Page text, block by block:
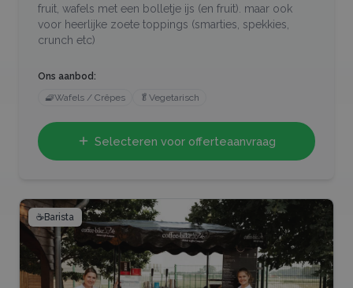
fruit, wafels met een bolletje ijs (en fruit). maar ook
voor heerlijke zoete toppings (smarties, spekkies,
crunch etc)
Ons aanbod:
🧇Wafels / Crêpes 🥬 Vegetarisch
Selecteren voor offerteaanvraag
☕Barista